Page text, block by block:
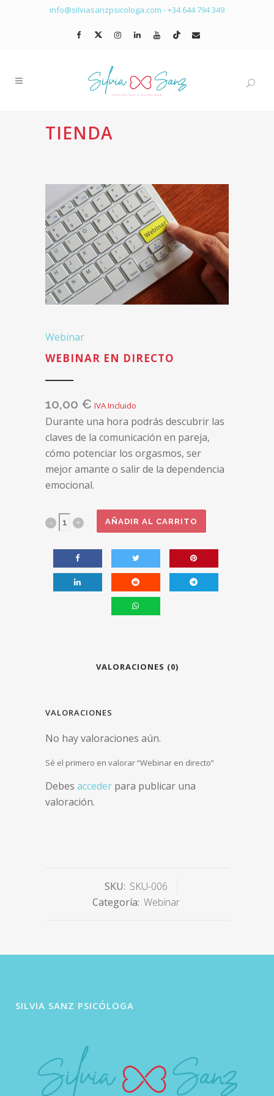
info@silviasanzpsicologa.com -+34 644 794 349
TIENDA
Webinar
WEBINAR EN DIRECTO
10,00 € IVA Incluido
Durante una hora podrás descubrir las
claves de la comunicación en pareja,
cómo potenciar los orgasmos, ser
mejor amante o salir de la dependencia
emocional.
Webinar
directo
quantity
AÑADIR AL CARRITO
VALORACIONES (0)
VALORACIONES
No hay valoraciones aún.
Sé el primero en valorar “Webinar en directo”
Debes acceder para publicar una
valoración.
SKU: SKU-006
Categoría: Webinar
SILVIA SANZ PSICÓLOGA